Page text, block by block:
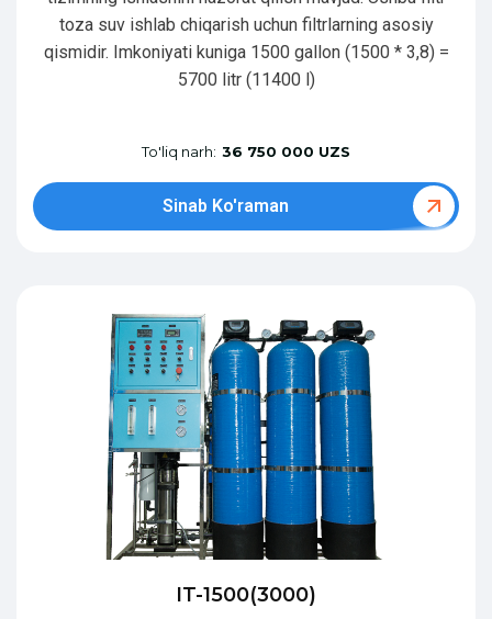
toza suv ishlab chiqarish uchun filtrlarning asosiy
qismidir. Imkoniyati kuniga 1500 gallon (1500 * 3,8) =
5700 litr (11400 l)
To'liq narh: 36 750 000 UZS
Sinab Ko'raman
IT-1500(3000)